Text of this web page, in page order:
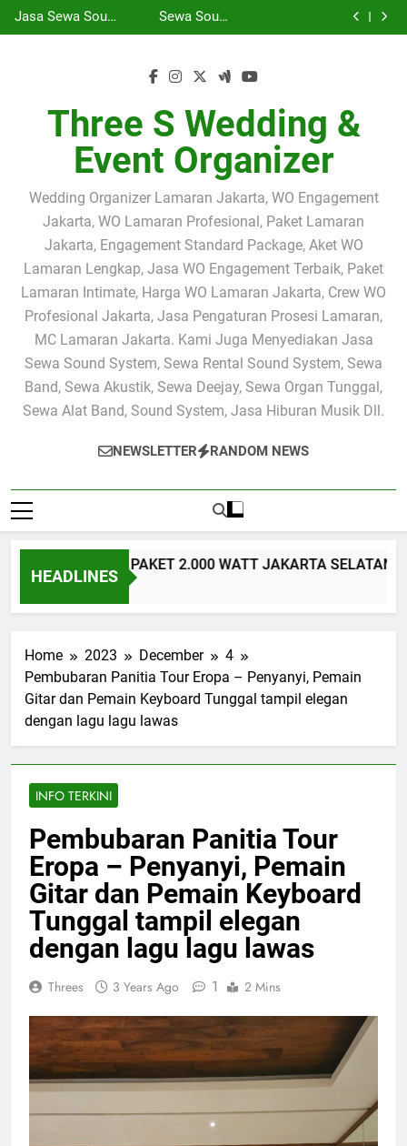
Skip
to
Profesional
Jabodetabek |
JAKARTA
SELATAN –
Acara Pengajian,
Siraman,
Event
Selatan | Rental
Profesional dan
untuk Wedding,
Seminar,
Corporate Event
System dan Band
SYSTEM PAKET
Solusi Audio
Profesional untuk
Siraman,
Pernikahan dan
Jasa Sewa Sound
System Jakarta
dan Siraman
Sewa Sound
System
Jabodetabek |
Seminar,
Gathering &
Corporate Event
Sewa Sound
Three S Wedding
& Event Organizer
Three S Wedding &
Event Organizer
Wedding Organizer Lamaran Jakarta, WO Engagement
Jakarta, WO Lamaran Profesional, Paket Lamaran
Jakarta, Engagement Standard Package, Aket WO
Lamaran Lengkap, Jasa WO Engagement Terbaik, Paket
Lamaran Intimate, Harga WO Lamaran Jakarta, Crew WO
Profesional Jakarta, Jasa Pengaturan Prosesi Lamaran,
MC Lamaran Jakarta. Kami Juga Menyediakan Jasa
Sewa Sound System, Sewa Rental Sound System, Sewa
Band, Sewa Akustik, Sewa Deejay, Sewa Organ Tunggal,
Sewa Alat Band, Sound System, Jasa Hiburan Musik Dll.
NEWSLETTER RANDOM NEWS
HEADLINES
SYSTEM PAKET 2.000 WATT JAKARTA SELATAN –
Home 2023 December
4
Pembubaran Panitia Tour Eropa – Penyanyi, Pemain
Gitar dan Pemain Keyboard Tunggal tampil elegan
dengan lagu lagu lawas
INFO TERKINI
Pembubaran Panitia Tour
Eropa – Penyanyi, Pemain
Gitar dan Pemain Keyboard
Tunggal tampil elegan
dengan lagu lagu lawas
Threes 3 Years Ago 1 2 Mins